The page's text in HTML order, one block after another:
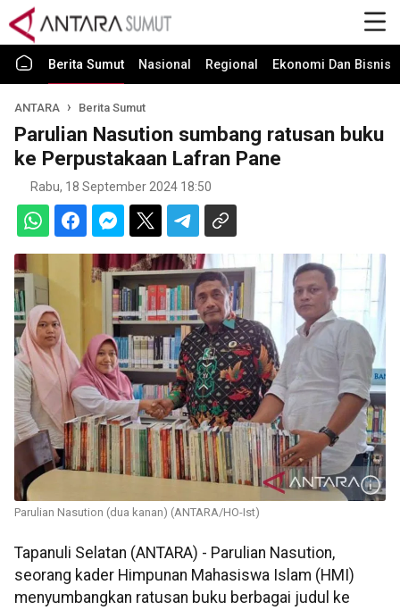
Berita Sumut Nasional Regional Ekonomi Dan Bisnis
ANTARA Berita Sumut
Parulian Nasution sumbang ratusan buku
ke Perpustakaan Lafran Pane
Rabu, 18 September 2024 18:50
Parulian Nasution (dua kanan) (ANTARA/HO-Ist)
Tapanuli Selatan (ANTARA) - Parulian Nasution,
seorang kader Himpunan Mahasiswa Islam (HMI)
menyumbangkan ratusan buku berbagai judul ke